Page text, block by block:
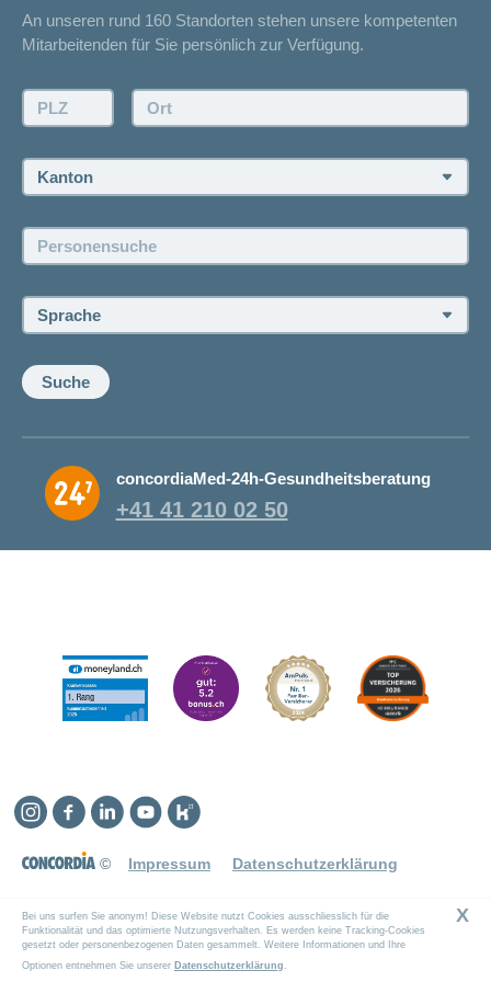
Bei uns surfen Sie anonym! Diese Website nutzt Cookies ausschliesslich für die
Funktionalität und das optimierte Nutzungsverhalten. Es werden keine Tracking-Cookies
gesetzt oder personenbezogenen Daten gesammelt. Weitere Informationen und Ihre
Optionen entnehmen Sie unserer Datenschutzerklärung .
X
Unfallmeldung
Offertanfrage
Rückruf anfordern
Offene Stellen
An unseren rund 160 Standorten stehen unsere kompetenten
Mitarbeitenden für Sie persönlich zur Verfügung.
PLZ: Ort:
Kanton:
Personensuche:
Sprache:
Suche
concordiaMed-24h-Gesundheitsberatung
+41 41 210 02 50
© Impressum Datenschutzerklärung
Instagram
Facebook
LinkedinYouTube
Kununu